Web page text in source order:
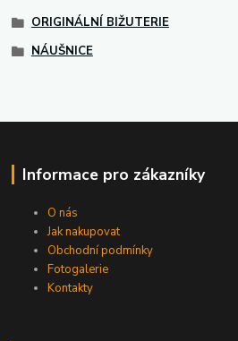
ORIGINÁLNÍ BIŽUTERIE
NÁUŠNICE
Informace pro zákazníky
O nás
Jak nakupovat
Obchodní podmínky
Fotogalerie
Kontakty